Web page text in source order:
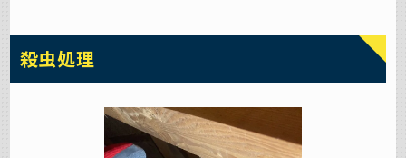
殺虫処理